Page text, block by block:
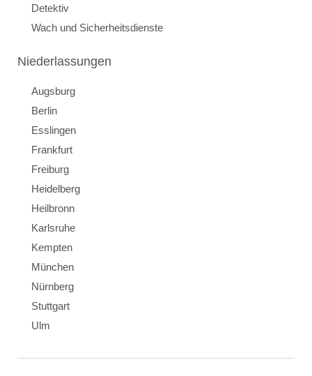
Detektiv
Wach und Sicherheitsdienste
Niederlassungen
Augsburg
Berlin
Esslingen
Frankfurt
Freiburg
Heidelberg
Heilbronn
Karlsruhe
Kempten
München
Nürnberg
Stuttgart
Ulm